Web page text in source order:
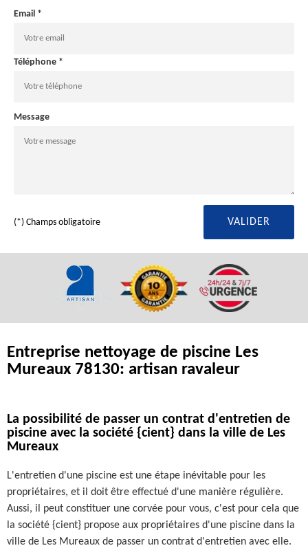
Email *
Téléphone *
Message
(*) Champs obligatoire
Entreprise nettoyage de piscine Les
Mureaux 78130: artisan ravaleur
La possibilité de passer un contrat d'entretien de
piscine avec la société {cient} dans la ville de Les
Mureaux
L'entretien d'une piscine est une étape inévitable pour les
propriétaires, et il doit être effectué d'une manière régulière.
Aussi, il peut constituer une corvée pour vous, c'est pour cela que
la société {cient} propose aux propriétaires d'une piscine dans la
ville de Les Mureaux de passer un contrat d'entretien avec elle.